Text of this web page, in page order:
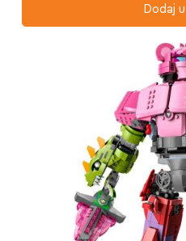
Dodaj